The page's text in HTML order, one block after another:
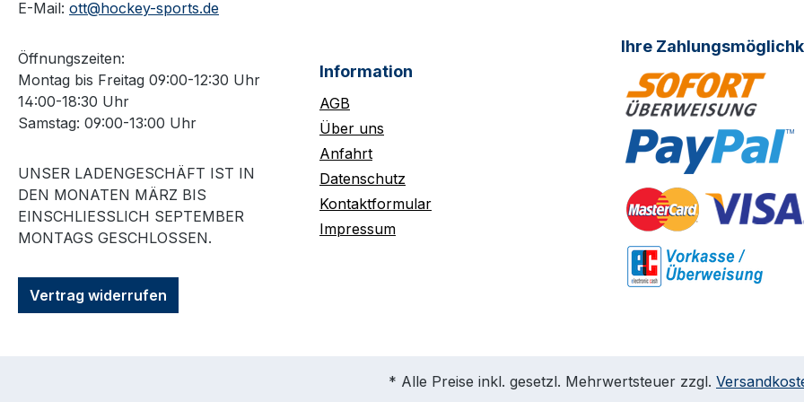
E-Mail: ott@hockey-sports.de
Öffnungszeiten:
Montag bis Freitag 09:00-12:30 Uhr
14:00-18:30 Uhr
Samstag: 09:00-13:00 Uhr
UNSER LADENGESCHÄFT IST IN
DEN MONATEN MÄRZ BIS
EINSCHLIESSLICH SEPTEMBER M
ONTAGS GESCHLOSSEN.
Vertrag widerrufen
Information
AGB
Über uns
Anfahrt
Datenschutz
Kontaktformular
Impressum
Ihre
* Alle Preise inkl. gesetzl. Mehrwertsteuer zzgl.